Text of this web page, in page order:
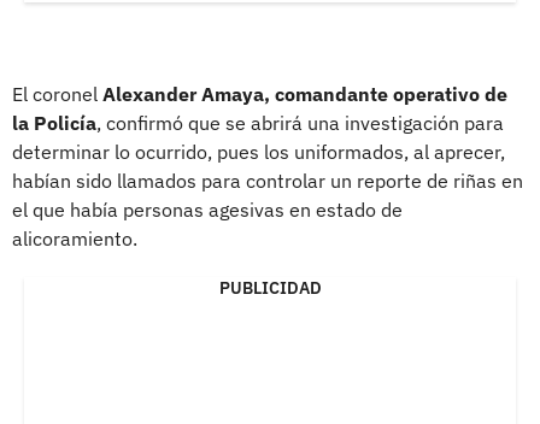
El coronel Alexander Amaya, comandante operativo de
la Policía, confirmó que se abrirá una investigación para
determinar lo ocurrido, pues los uniformados, al aprecer,
habían sido llamados para controlar un reporte de riñas en
el que había personas agesivas en estado de
alicoramiento.
PUBLICIDAD